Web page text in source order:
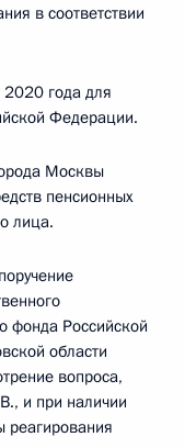
в соответствии
года для
Федерации.
Москвы
пенсионных
лица.
фонда Российской
области
вопроса,
и при наличии
реагирования